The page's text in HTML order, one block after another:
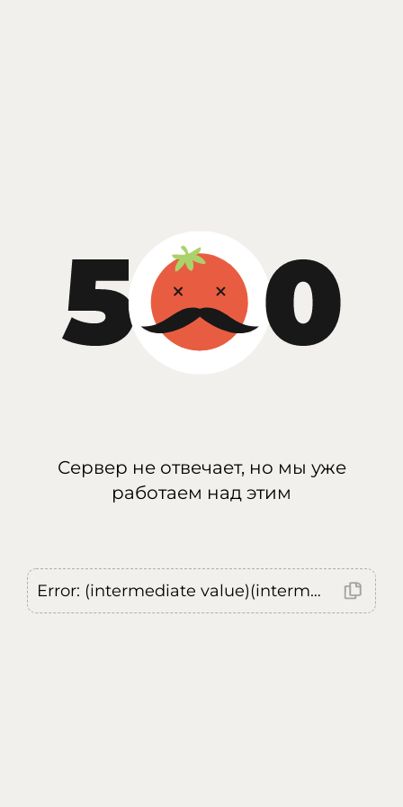
Сервер не отвечает, но мы уже
работаем над этим
Error: (intermediate value)(intermediate value)(intermediate value).replaceAll is not a function